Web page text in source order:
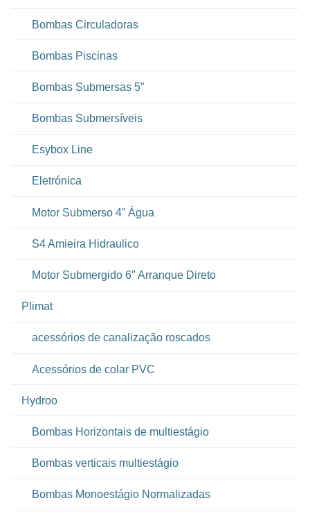
Bombas Circuladoras
Bombas Piscinas
Bombas Submersas 5”
Bombas Submersíveis
Esybox Line
Eletrónica
Motor Submerso 4” Água
S4 Amieira Hidraulico
Motor Submergido 6″ Arranque Direto
Plimat
acessórios de canalização roscados
Acessórios de colar PVC
Hydroo
Bombas Horizontais de multiestágio
Bombas verticais multiestágio
Bombas Monoestágio Normalizadas